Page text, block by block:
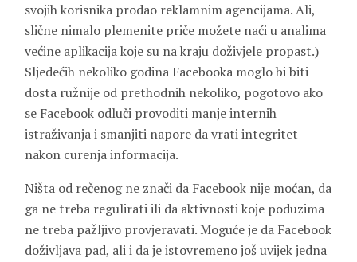
svojih korisnika prodao reklamnim agencijama. Ali,
slične nimalo plemenite priče možete naći u analima
većine aplikacija koje su na kraju doživjele propast.)
Sljedećih nekoliko godina Facebooka moglo bi biti
dosta ružnije od prethodnih nekoliko, pogotovo ako
se Facebook odluči provoditi manje internih
istraživanja i smanjiti napore da vrati integritet
nakon curenja informacija.
Ništa od rečenog ne znači da Facebook nije moćan, da
ga ne treba regulirati ili da aktivnosti koje poduzima
ne treba pažljivo provjeravati. Moguće je da Facebook
doživljava pad, ali i da je istovremeno još uvijek jedna